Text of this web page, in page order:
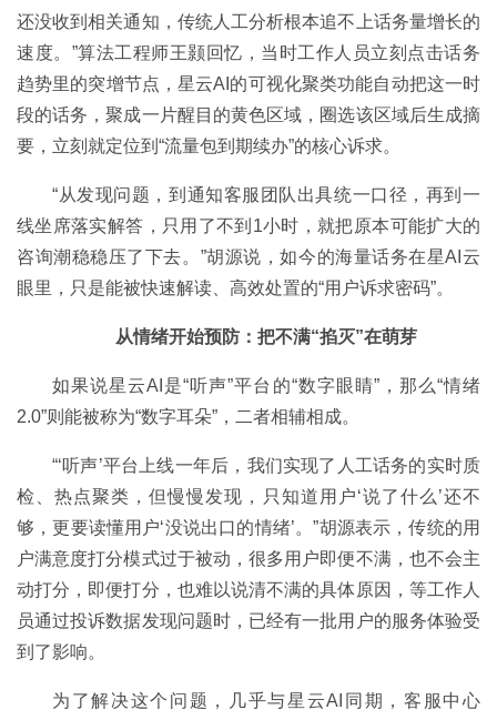
还没收到相关通知，传统人工分析根本追不上话务量增长的
速度。”算法工程师王颢回忆，当时工作人员立刻点击话务
趋势里的突增节点，星云AI的可视化聚类功能自动把这一时
段的话务，聚成一片醒目的黄色区域，圈选该区域后生成摘
要，立刻就定位到“流量包到期续办”的核心诉求。
“从发现问题，到通知客服团队出具统一口径，再到一
线坐席落实解答，只用了不到1小时，就把原本可能扩大的
咨询潮稳稳压了下去。”胡源说，如今的海量话务在星AI云
眼里，只是能被快速解读、高效处置的“用户诉求密码”。
从情绪开始预防：把不满“掐灭”在萌芽
如果说星云AI是“听声”平台的“数字眼睛”，那么“情绪
2.0”则能被称为“数字耳朵”，二者相辅相成。
“‘听声’平台上线一年后，我们实现了人工话务的实时质
检、热点聚类，但慢慢发现，只知道用户‘说了什么’还不
够，更要读懂用户‘没说出口的情绪’。”胡源表示，传统的用
户满意度打分模式过于被动，很多用户即便不满，也不会主
动打分，即便打分，也难以说清不满的具体原因，等工作人
员通过投诉数据发现问题时，已经有一批用户的服务体验受
到了影响。
为了解决这个问题，几乎与星云AI同期，客服中心